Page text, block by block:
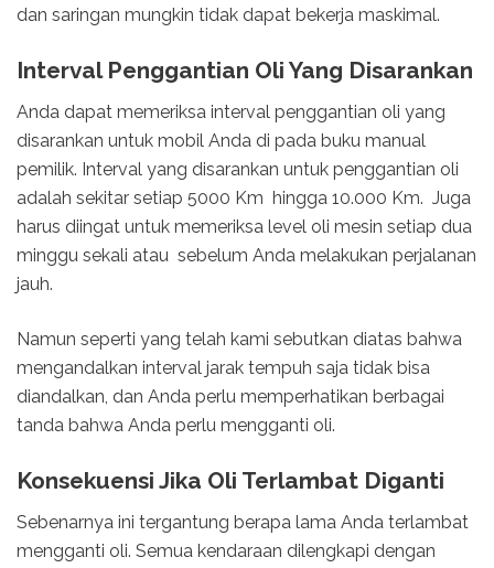
dan saringan mungkin tidak dapat bekerja maskimal.
Interval Penggantian Oli Yang Disarankan
Anda dapat memeriksa interval penggantian oli yang
disarankan untuk mobil Anda di pada buku manual
pemilik. Interval yang disarankan untuk penggantian oli
adalah sekitar setiap 5000 Km hingga 10.000 Km. Juga
harus diingat untuk memeriksa level oli mesin setiap dua
minggu sekali atau sebelum Anda melakukan perjalanan
jauh.
Namun seperti yang telah kami sebutkan diatas bahwa
mengandalkan interval jarak tempuh saja tidak bisa
diandalkan, dan Anda perlu memperhatikan berbagai
tanda bahwa Anda perlu mengganti oli.
Konsekuensi Jika Oli Terlambat Diganti
Sebenarnya ini tergantung berapa lama Anda terlambat
mengganti oli. Semua kendaraan dilengkapi dengan